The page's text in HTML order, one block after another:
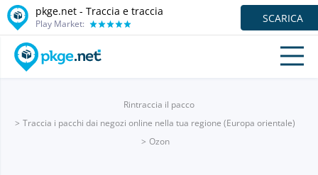
pkge.net - Traccia e traccia
Play Market: SCARICA
Rintraccia il pacco
Traccia i pacchi dai negozi online nella tua regione (Europa orientale)
Ozon